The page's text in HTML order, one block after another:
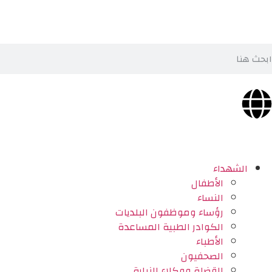
الشهداء
الأطفال
النساء
رؤساء وموظفون البلديات
الكوادر الطبية المساعدة
الأطباء
الصحفيون